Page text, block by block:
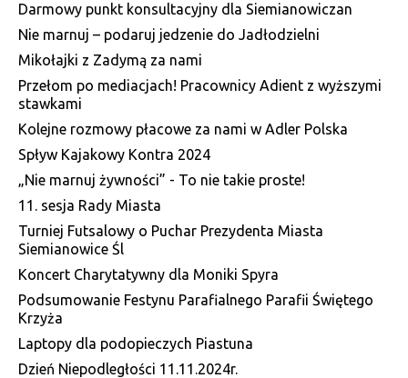
Darmowy punkt konsultacyjny dla Siemianowiczan
Nie marnuj – podaruj jedzenie do Jadłodzielni
Mikołajki z Zadymą za nami
Przełom po mediacjach! Pracownicy Adient z wyższymi
stawkami
Kolejne rozmowy płacowe za nami w Adler Polska
Spływ Kajakowy Kontra 2024
„Nie marnuj żywności” - To nie takie proste!
11. sesja Rady Miasta
Turniej Futsalowy o Puchar Prezydenta Miasta
Siemianowice Śl
Koncert Charytatywny dla Moniki Spyra
Podsumowanie Festynu Parafialnego Parafii Świętego
Krzyża
Laptopy dla podopieczych Piastuna
Dzień Niepodległości 11.11.2024r.